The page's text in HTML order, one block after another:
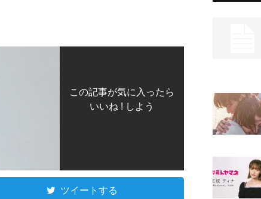
この記事が気に入ったら
いいね ! しよう
ツイートする